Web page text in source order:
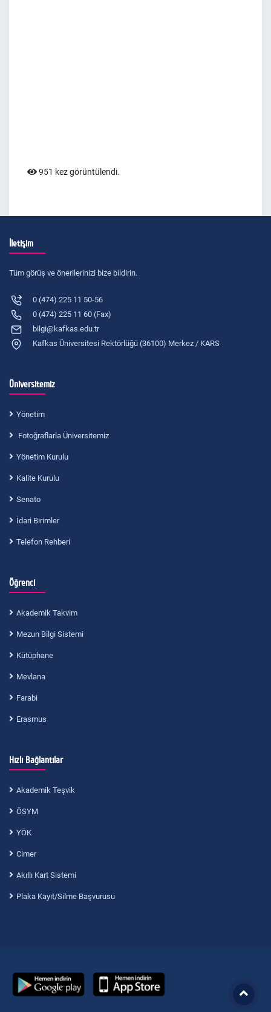
951 kez görüntülendi.
İletişim
Tüm görüş ve önerilerinizi bize bildirin.
0 (474) 225 11 50-56
0 (474) 225 11 60 (Fax)
bilgi@kafkas.edu.tr
Kafkas Üniversitesi Rektörlüğü (36100) Merkez / KARS
Üniversitemiz
Yönetim
Fotoğraflarla Üniversitemiz
Yönetim Kurulu
Kalite Kurulu
Senato
İdari Birimler
Telefon Rehberi
Öğrenci
Akademik Takvim
Mezun Bilgi Sistemi
Kütüphane
Mevlana
Farabi
Erasmus
Hızlı Bağlantılar
Akademik Teşvik
ÖSYM
YÖK
Cimer
Akıllı Kart Sistemi
Plaka Kayıt/Silme Başvurusu